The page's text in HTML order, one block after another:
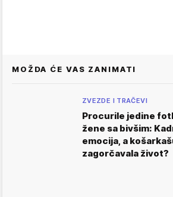
MOŽDA ĆE VAS ZANIMATI
ZVEZDE I TRAČEVI
Procurile jedine
žene sa bivšim:
emocija, a
zagorčavala život?